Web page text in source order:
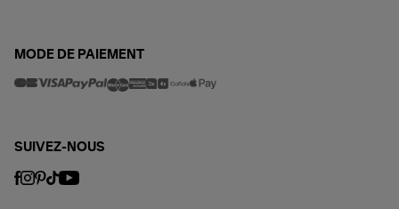
MODE DE PAIEMENT
SUIVEZ-NOUS